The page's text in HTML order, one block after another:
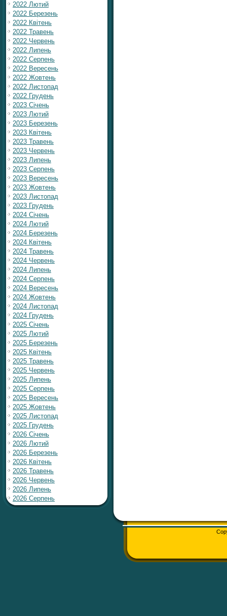
2022 Лютий
2022 Березень
2022 Квітень
2022 Травень
2022 Червень
2022 Липень
2022 Серпень
2022 Вересень
2022 Жовтень
2022 Листопад
2022 Грудень
2023 Січень
2023 Лютий
2023 Березень
2023 Квітень
2023 Травень
2023 Червень
2023 Липень
2023 Серпень
2023 Вересень
2023 Жовтень
2023 Листопад
2023 Грудень
2024 Січень
2024 Лютий
2024 Березень
2024 Квітень
2024 Травень
2024 Червень
2024 Липень
2024 Серпень
2024 Вересень
2024 Жовтень
2024 Листопад
2024 Грудень
2025 Січень
2025 Лютий
2025 Березень
2025 Квітень
2025 Травень
2025 Червень
2025 Липень
2025 Серпень
2025 Вересень
2025 Жовтень
2025 Листопад
2025 Грудень
2026 Січень
2026 Лютий
2026 Березень
2026 Квітень
2026 Травень
2026 Червень
2026 Липень
2026 Серпень